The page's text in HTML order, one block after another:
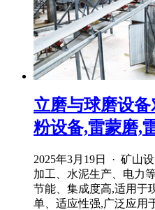
立磨与球磨设
粉设备,雷蒙磨,
2025年3月19日 · 矿山
加工、水泥生产、电力
节能、集成度高,适用于
单、适应性强,广泛应用